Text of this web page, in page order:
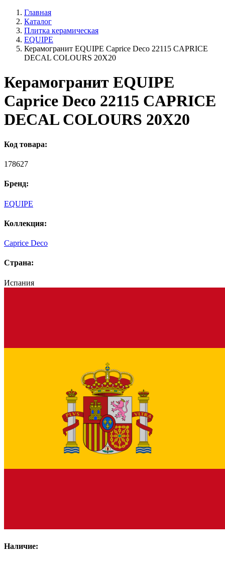
Главная
Каталог
Плитка керамическая
EQUIPE
Керамогранит EQUIPE Caprice Deco 22115 CAPRICE
DECAL COLOURS 20X20
Керамогранит EQUIPE
Caprice Deco 22115 CAPRICE
DECAL COLOURS 20X20
Код товара:
178627
Бренд:
EQUIPE
Коллекция:
Caprice Deco
Страна:
Испания
Наличие: